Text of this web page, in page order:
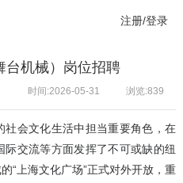
注册/登录
台机械）岗位招聘
浏览:839
时间:2026-05-31
会文化生活中担当重要角色，在
交流等方面发挥了不可或缺的纽
“上海文化广场”正式对外开放，重